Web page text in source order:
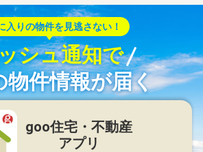
入りの物件を見逃さない！
シュ通知で
物件情報が届く
goo住宅・不動産
アプリ